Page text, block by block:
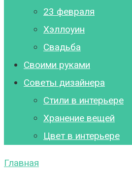
23 февраля
Хэллоуин
Свадьба
Своими руками
Советы дизайнера
Стили в интерьере
Хранение вещей
Цвет в интерьере
Главная